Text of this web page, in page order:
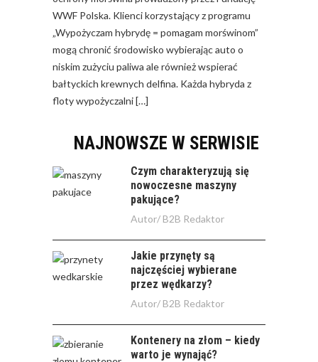
WWF Polska. Klienci korzystający z programu
„Wypożyczam hybrydę = pomagam morświnom”
mogą chronić środowisko wybierając auto o
niskim zużyciu paliwa ale również wspierać
bałtyckich krewnych delfina. Każda hybryda z
floty wypożyczalni […]
NAJNOWSZE W SERWISIE
Czym charakteryzują się
nowoczesne maszyny
pakujące?
Autor/ B2B Redaktor
Jakie przynęty są
najczęściej wybierane
przez wędkarzy?
Autor/ B2B Redaktor
Kontenery na złom – kiedy
warto je wynająć?